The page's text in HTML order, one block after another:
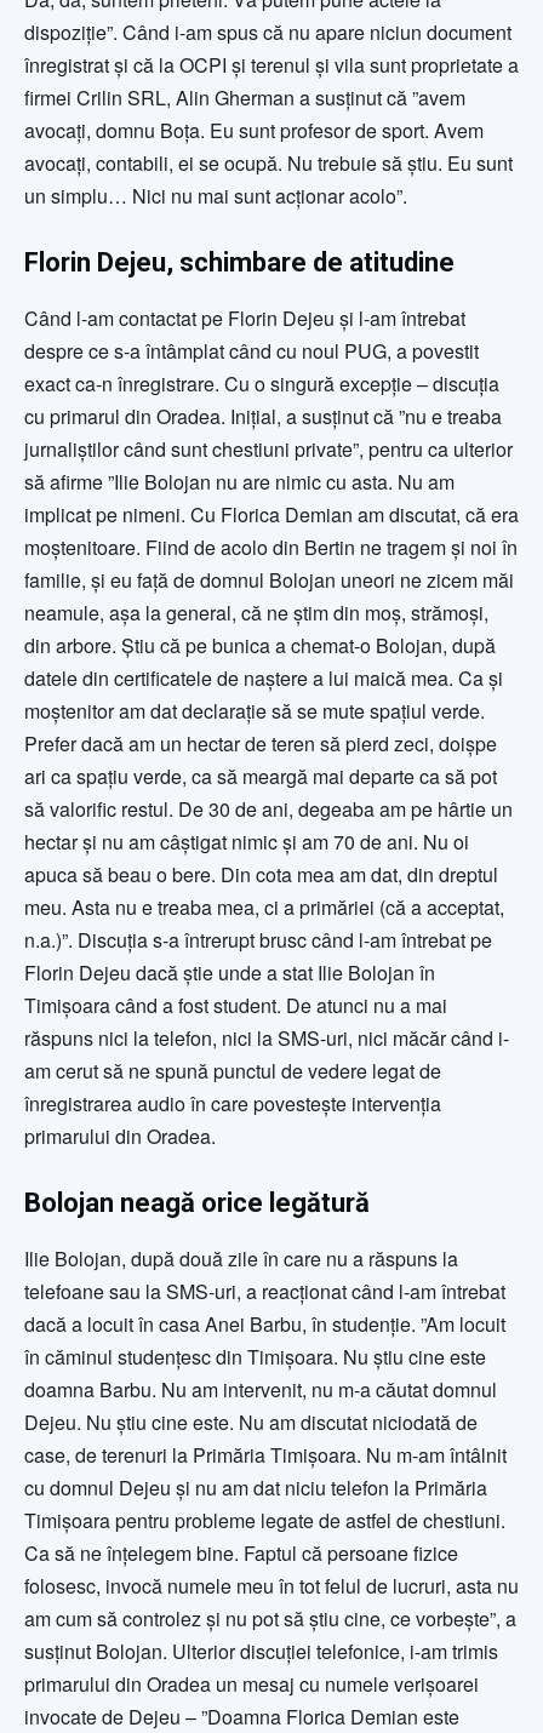
dispoziție”. Când i-am spus că nu apare niciun document
înregistrat și că la OCPI și terenul și vila sunt proprietate a
firmei Crilin SRL, Alin Gherman a susținut că ”avem
avocați, domnu Boța. Eu sunt profesor de sport. Avem
avocați, contabili, ei se ocupă. Nu trebuie să știu. Eu sunt
un simplu… Nici nu mai sunt acționar acolo”.
Florin Dejeu, schimbare de atitudine
Când l-am contactat pe Florin Dejeu și l-am întrebat
despre ce s-a întâmplat când cu noul PUG, a povestit
exact ca-n înregistrare. Cu o singură excepție – discuția
cu primarul din Oradea. Inițial, a susținut că ”nu e treaba
jurnaliștilor când sunt chestiuni private”, pentru ca ulterior
să afirme ”Ilie Bolojan nu are nimic cu asta. Nu am
implicat pe nimeni. Cu Florica Demian am discutat, că era
moștenitoare. Fiind de acolo din Bertin ne tragem și noi în
familie, și eu față de domnul Bolojan uneori ne zicem măi
neamule, așa la general, că ne știm din moș, strămoși,
din arbore. Știu că pe bunica a chemat-o Bolojan, după
datele din certificatele de naștere a lui maică mea. Ca și
moștenitor am dat declarație să se mute spațiul verde.
Prefer dacă am un hectar de teren să pierd zeci, doișpe
ari ca spațiu verde, ca să meargă mai departe ca să pot
să valorific restul. De 30 de ani, degeaba am pe hârtie un
hectar și nu am câștigat nimic și am 70 de ani. Nu oi
apuca să beau o bere. Din cota mea am dat, din dreptul
meu. Asta nu e treaba mea, ci a primăriei (că a acceptat,
n.a.)”. Discuția s-a întrerupt brusc când l-am întrebat pe
Florin Dejeu dacă știe unde a stat Ilie Bolojan în
Timișoara când a fost student. De atunci nu a mai
răspuns nici la telefon, nici la SMS-uri, nici măcăr când i-
am cerut să ne spună punctul de vedere legat de
înregistrarea audio în care povestește intervenția
primarului din Oradea.
Bolojan neagă orice legătură
Ilie Bolojan, după două zile în care nu a răspuns la
telefoane sau la SMS-uri, a reacționat când l-am întrebat
dacă a locuit în casa Anei Barbu, în studenție. ”Am locuit
în căminul studențesc din Timișoara. Nu știu cine este
doamna Barbu. Nu am intervenit, nu m-a căutat domnul
Dejeu. Nu știu cine este. Nu am discutat niciodată de
case, de terenuri la Primăria Timișoara. Nu m-am întâlnit
cu domnul Dejeu și nu am dat niciu telefon la Primăria
Timișoara pentru probleme legate de astfel de chestiuni.
Ca să ne înțelegem bine. Faptul că persoane fizice
folosesc, invocă numele meu în tot felul de lucruri, asta nu
am cum să controlez și nu pot să știu cine, ce vorbește”, a
susținut Bolojan. Ulterior discuției telefonice, i-am trimis
primarului din Oradea un mesaj cu numele verișoarei
invocate de Dejeu – ”Doamna Florica Demian este